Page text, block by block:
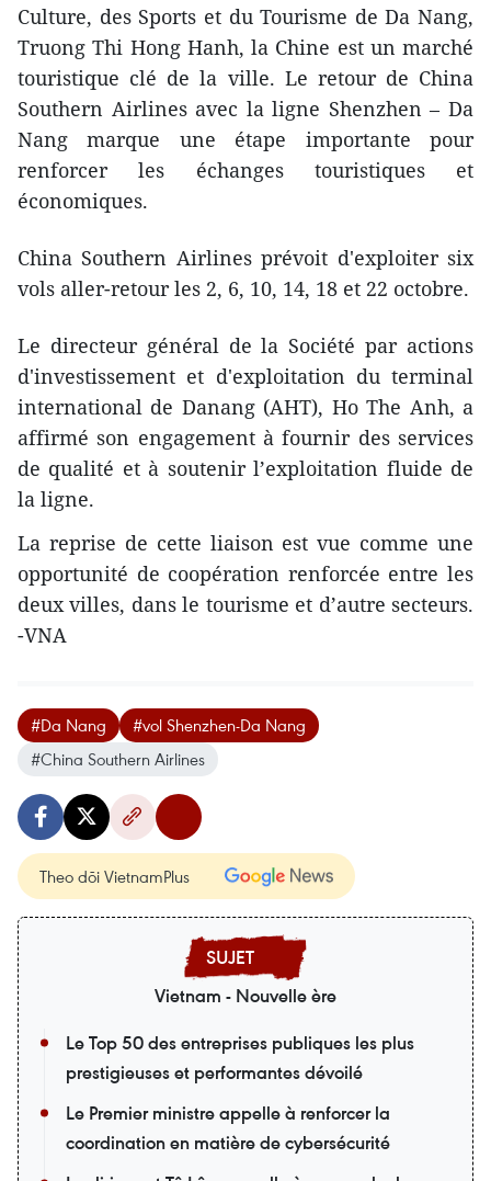
Culture, des Sports et du Tourisme de Da Nang,
Truong Thi Hong Hanh, la Chine est un marché
touristique clé de la ville. Le retour de China
Southern Airlines avec la ligne Shenzhen – Da
Nang marque une étape importante pour
renforcer les échanges touristiques et
économiques.
China Southern Airlines prévoit d'exploiter six
vols aller-retour les 2, 6, 10, 14, 18 et 22 octobre.
Le directeur général de la Société par actions
d'investissement et d'exploitation du terminal
international de Danang (AHT), Ho The Anh, a
affirmé son engagement à fournir des services
de qualité et à soutenir l’exploitation fluide de
la ligne.
La reprise de cette liaison est vue comme une
opportunité de coopération renforcée entre les
deux villes, dans le tourisme et d’autre secteurs.
-VNA
#Da Nang
#vol Shenzhen-Da Nang
#China Southern Airlines
Theo dõi VietnamPlus
Vietnam - Nouvelle ère
Le Top 50 des entreprises publiques les plus
prestigieuses et performantes dévoilé
Le Premier ministre appelle à renforcer la
coordination en matière de cybersécurité